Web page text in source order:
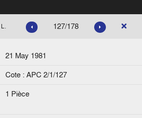
correspondance
Lettre de Gaston Thorn à Alfred Grosser 127/178
21 May 1981
Cote : APC 2/1/127
1 Pièce